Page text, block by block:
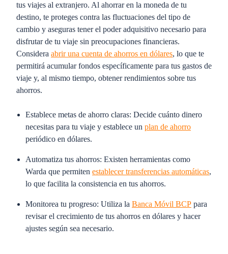
tus viajes al extranjero. Al ahorrar en la moneda de tu
destino, te proteges contra las fluctuaciones del tipo de
cambio y aseguras tener el poder adquisitivo necesario para
disfrutar de tu viaje sin preocupaciones financieras.
Considera abrir una cuenta de ahorros en dólares, lo que te
permitirá acumular fondos específicamente para tus gastos de
viaje y, al mismo tiempo, obtener rendimientos sobre tus
ahorros.
Establece metas de ahorro claras: Decide cuánto dinero
necesitas para tu viaje y establece un plan de ahorro
periódico en dólares.
Automatiza tus ahorros: Existen herramientas como
Warda que permiten establecer transferencias automáticas,
lo que facilita la consistencia en tus ahorros.
Monitorea tu progreso: Utiliza la Banca Móvil BCP para
revisar el crecimiento de tus ahorros en dólares y hacer
ajustes según sea necesario.